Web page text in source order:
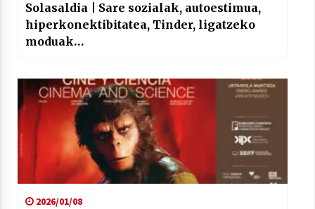
Solasaldia | Sare sozialak, autoestimua,
hiperkonektibitatea, Tinder, ligatzeko
moduak…
2026/01/08